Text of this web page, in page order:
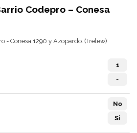
Codepro – Conesa
- Conesa 1290 y Azopardo. (Trelew)
1
-
No
Si